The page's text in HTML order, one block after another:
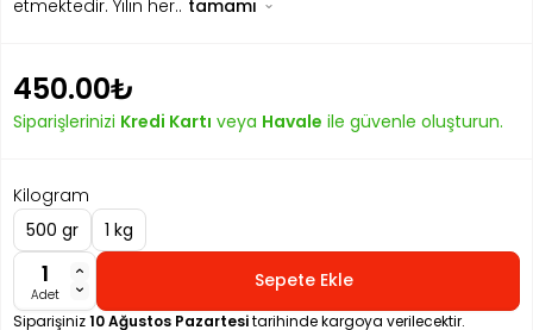
etmektedir. Yılın her.. tamamı
450.00₺
Siparişlerinizi Kredi Kartı veya Havale ile güvenle oluşturun.
Kilogram
500 gr
1 kg
Adet
Sepete Ekle
Siparişiniz10 Ağustos Pazartesitarihinde kargoya verilecektir.